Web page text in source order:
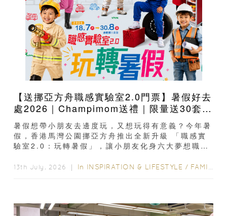
【送挪亞方舟職感實驗室2.0門票】暑假好去
處2026｜Champimom送禮｜限量送30套親
子門票連遊戲代幣 （總值HK$10,680） 體
驗六大職業角色 玩轉暑假！
暑假想帶小朋友去邊度玩，又想玩得有意義？今年暑
假，香港馬灣公園挪亞方舟推出全新升級 「職感實
驗室2.0：玩轉暑假」，讓小朋友化身六大夢想職
13th July, 2026 ｜ In INSPIRATION & LIFESTYLE / FAMILY FUN